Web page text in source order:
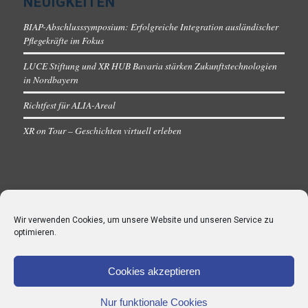
Wir verwenden Cookies, um unsere Website und unseren Service zu
optimieren.
Cookies akzeptieren
Nur funktionale Cookies
BIAP-Abschlusssymposium: Erfolgreiche Integration ausländischer
Pflegekräfte im Fokus
LUCE Stiftung und XR HUB Bavaria stärken Zukunftstechnologien
in Nordbayern
Richtfest für ALIA-Areal
XR on Tour – Geschichten virtuell erleben